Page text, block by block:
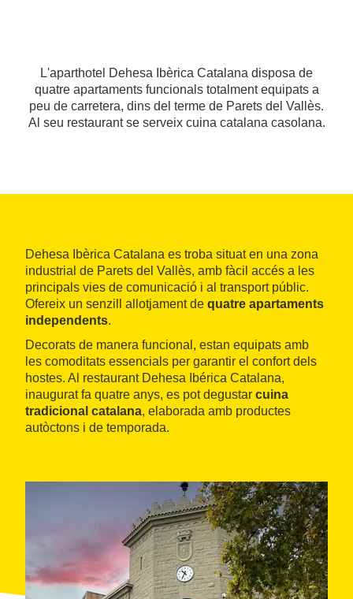
L'aparthotel Dehesa Ibèrica Catalana disposa de
quatre apartaments funcionals totalment equipats a
peu de carretera, dins del terme de Parets del Vallès.
Al seu restaurant se serveix cuina catalana casolana.
Dehesa Ibèrica Catalana es troba situat en una zona
industrial de Parets del Vallès, amb fàcil accés a les
principals vies de comunicació i al transport públic.
Ofereix un senzill allotjament de quatre apartaments
independents.
Decorats de manera funcional, estan equipats amb
les comoditats essencials per garantir el confort dels
hostes. Al restaurant Dehesa Ibérica Catalana,
inaugurat fa quatre anys, es pot degustar cuina
tradicional catalana, elaborada amb productes
autòctons i de temporada.